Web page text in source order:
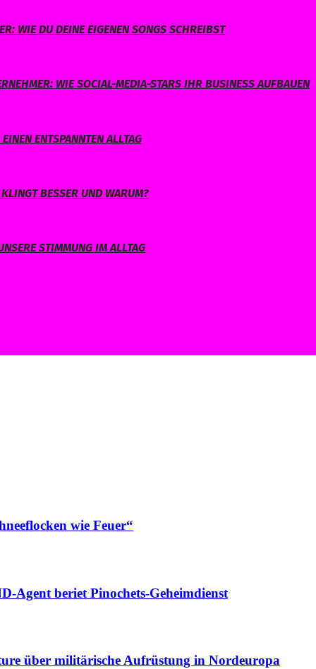
WIE DU DEINE EIGENEN SONGS SCHREIBST
WIE SOCIAL-MEDIA-STARS IHR BUSINESS AUFBAUEN
ENTSPANNTEN ALLTAG
BESSER UND WARUM?
STIMMUNG IM ALLTAG
wie Feuer“
Agent beriet Pinochets-Geheimdienst
über militärische Aufrüstung in Nordeuropa